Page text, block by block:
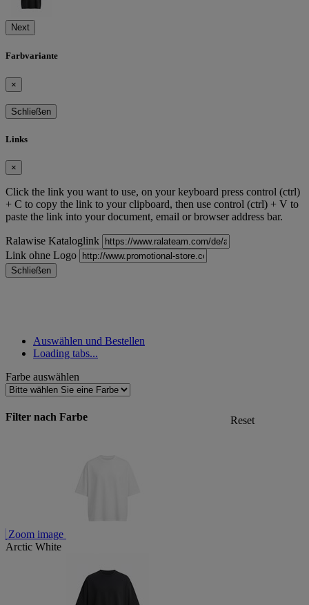
Next
Farbvariante
×
Schließen
Links
×
Click the link you want to use, on your keyboard press control (ctrl)
+ C to copy the link to your clipboard, then use control (ctrl) + V to
paste the link into your document, email or browser address bar.
Ralawise Kataloglink
Link ohne Logo
Schließen
Auswählen und Bestellen
Loading tabs...
Farbe auswählen
Filter nach Farbe Reset
Zoom image
Arctic White